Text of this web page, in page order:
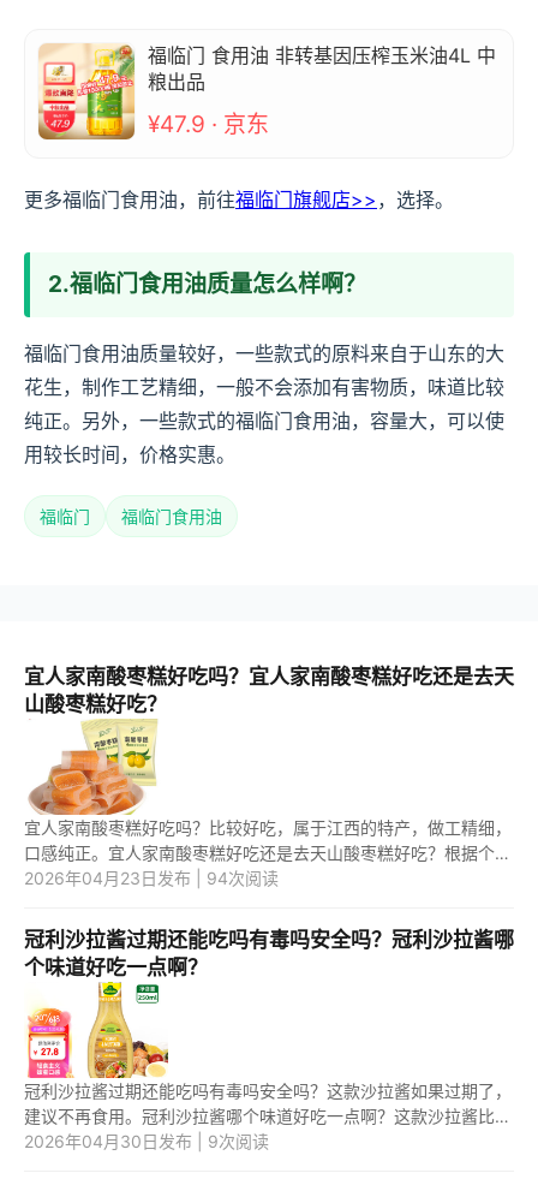
福临门 食用油 非转基因压榨玉米油4L 中
粮出品
¥47.9 · 京东
更多福临门食用油，前往福临门旗舰店>> ，选择。
2.福临门食用油质量怎么样啊？
福临门食用油质量较好，一些款式的原料来自于山东的大
花生，制作工艺精细，一般不会添加有害物质，味道比较
纯正。另外，一些款式的福临门食用油，容量大，可以使
用较长时间，价格实惠。
福临门 福临门食用油
宜人家南酸枣糕好吃吗？宜人家南酸枣糕好吃还是去天
山酸枣糕好吃？
宜人家南酸枣糕好吃吗？比较好吃，属于江西的特产，做工精细，
口感纯正。宜人家南酸枣糕好吃还是去天山酸枣糕好吃？根据个人
口味选择即可，价格实惠。 1.宜人家南酸枣糕好吃吗？ 宜人家南
2026年04月23日发布 | 94次阅读
冠利沙拉酱过期还能吃吗有毒吗安全吗？冠利沙拉酱哪
个味道好吃一点啊？
冠利沙拉酱过期还能吃吗有毒吗安全吗？这款沙拉酱如果过期了，
建议不再食用。冠利沙拉酱哪个味道好吃一点啊？这款沙拉酱比较
好吃的口味有咖喱味、蒜香酱。 1.冠利沙拉酱过期还能吃吗有毒吗
2026年04月30日发布 | 9次阅读